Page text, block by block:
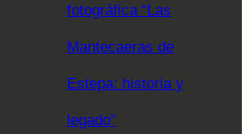
fotográfica “Las
Mantecaeras de
Estepa: historia y
legado”